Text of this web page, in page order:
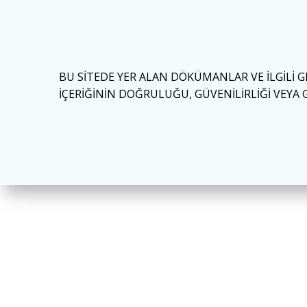
BU SİTEDE YER ALAN DÖKÜMANLAR VE İLGİLİ
İÇERİĞİNİN DOĞRULUĞU, GÜVENİLİRLİĞİ